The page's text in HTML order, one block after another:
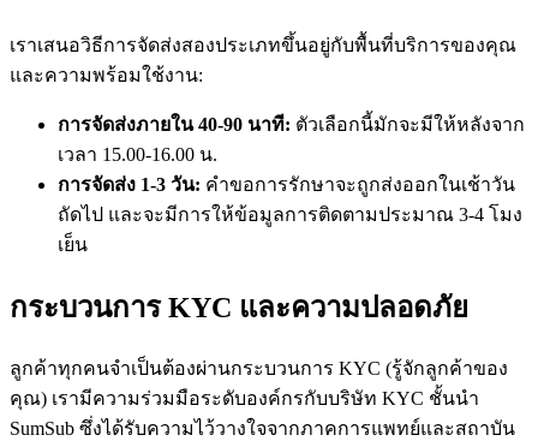
เราเสนอวิธีการจัดส่งสองประเภทขึ้นอยู่กับพื้นที่บริการของคุณ
และความพร้อมใช้งาน:
การจัดส่งภายใน 40-90 นาที: ตัวเลือกนี้มักจะมีให้หลังจาก
เวลา 15.00-16.00 น.
การจัดส่ง 1-3 วัน: คำขอการรักษาจะถูกส่งออกในเช้าวัน
ถัดไป และจะมีการให้ข้อมูลการติดตามประมาณ 3-4 โมง
เย็น
กระบวนการ KYC และความปลอดภัย
ลูกค้าทุกคนจำเป็นต้องผ่านกระบวนการ KYC (รู้จักลูกค้าของ
คุณ) เรามีความร่วมมือระดับองค์กรกับบริษัท KYC ชั้นนำ
SumSub ซึ่งได้รับความไว้วางใจจากภาคการแพทย์และสถาบัน